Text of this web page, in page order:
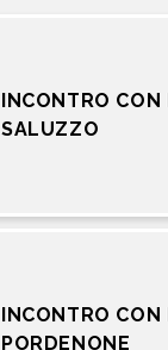
INCONTRO
SALUZZO
INCONTRO
PORDENONE